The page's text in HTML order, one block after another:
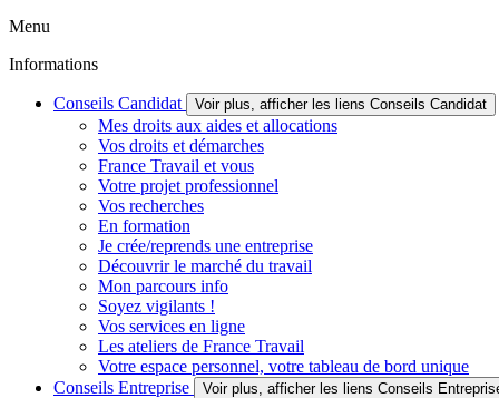
Menu
Informations
Conseils Candidat Voir plus, afficher les liens Conseils Candidat
Mes droits aux aides et allocations
Vos droits et démarches
France Travail et vous
Votre projet professionnel
Vos recherches
En formation
Je crée/reprends une entreprise
Découvrir le marché du travail
Mon parcours info
Soyez vigilants !
Vos services en ligne
Les ateliers de France Travail
Votre espace personnel, votre tableau de bord unique
Conseils Entreprise
Voir plus, afficher les liens Conseils